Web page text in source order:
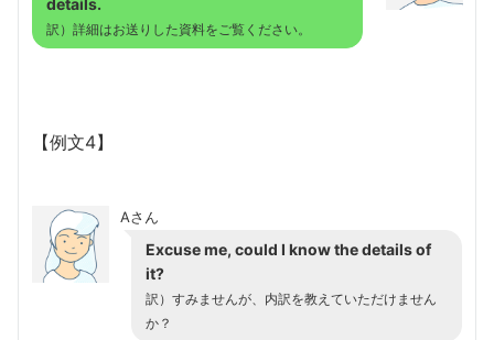
訳）詳細はお送りした資料をご覧ください。
【例文4】
Aさん
Excuse me, could I know the details of
it?
訳）すみませんが、内訳を教えていただけません
か？